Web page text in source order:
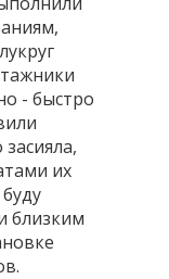
- быстро
их
близким